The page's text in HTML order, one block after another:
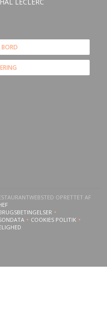
nyt vindue))
OPRETTET AF
((ÅBNER I ET NYT VINDUE))
VINDUE))((ÅBNER I ET NYT VINDUE))
NYT VINDUE))COOKIES POLITIK((ÅBNER I ET NYT
I ET NYT VINDUE))